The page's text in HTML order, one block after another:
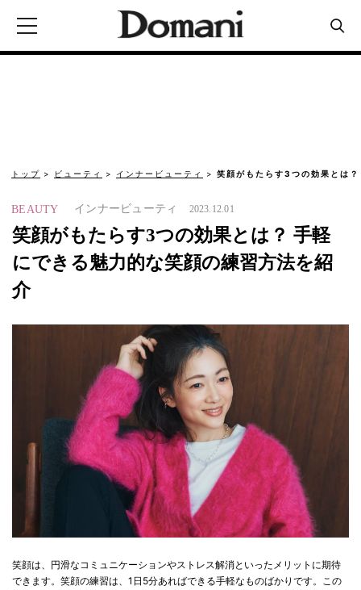
トップ ビューティ インナービューティ 笑顔がもたらす3つの効果とは
BEAUTY インナービューティ 2023.12.01
笑顔がもたらす3つの効果とは？ 手軽
にできる魅力的な笑顔の練習方法を紹
介
笑顔は、円滑なコミュニケーションやストレス解消といったメリットに期待
できます。笑顔の練習は、1日5分あればできる手軽なものばかりです。この